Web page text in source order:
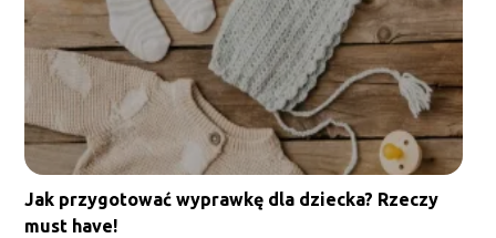
Jak przygotować wyprawkę dla dziecka? Rzeczy
must have!